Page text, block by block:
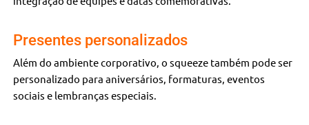
Presentes personalizados
Além do ambiente corporativo, o squeeze também pode ser
personalizado para aniversários, formaturas, eventos
sociais e lembranças especiais.